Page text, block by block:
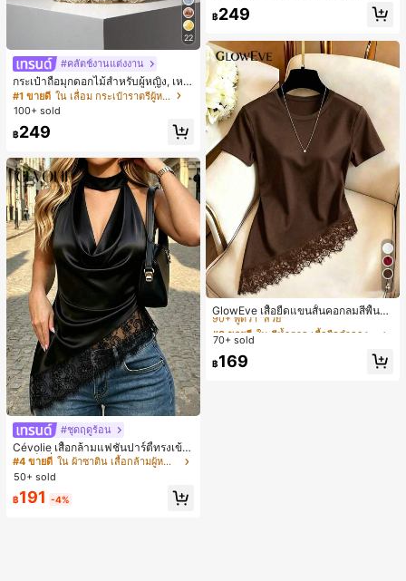
22
#คลัตช์งานแต่งงาน
กระเป๋าถือมุกดอกไม้สำหรับผู้หญิง, เหม
าะสำหรับชุดราตรี, ชุดบอล, เครื่องประ
ดับงานแต่งงาน, กระเป๋าสตางค์สุภาพส
สุ่ม)
#1 ขายดี
ใน เลื่อม กระเป๋าราตรีผู้หญิง
100+ sold
฿249
#ชุดฤดูร้อน
Cévolie เสื้อกล้ามแฟชั่นปาร์ตี้ทรงเข้า
รูป เซ็กซี่ คอเดรป คอคาวล์ จับย่น แต่ง
ลูกไม้ ดีไซน์ต่อผ้า เปิดหลัง แขนกุด
#4 ขายดี
ใน ผ้าซาติน เสื้อกล้ามผู้หญิง & Camis
50+ sold
฿191 -4%
#1 ขายดี
ลูกค้ากลับมาซื้อซ้ำ!
฿249
4
GlowEve เสื้อยืดแขนสั้นคอกลมสีพื้นลำ
ลองอเนกประสงค์สำหรับผู้หญิง
#3 ขายดี
ใน สีน้ำตาล เสื้อยืดลำลองพื้นฐาน
90+ พูดว่า "สวย"
#3 ขายดี
90+ พูดว่า "สวย"
#3 ขายดี
90+ พูดว่า "สวย"
#3 ขายดี
ใน สีน้ำตาล เสื้อยืดลำลองพื้นฐาน
70+ sold
฿169